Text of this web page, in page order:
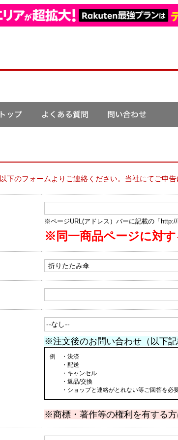
下のフォームよりご連絡ください。当社にてご申
※ページURL(アドレス）バーに記載の「
※同一商品ページに対す
※注文後のお問い合わせ（以下
例 ・決済
・配送
・キャンセル
・返品/交換
・ショップと連絡がとれない等ご回答を必
※商標・著作等の権利を有する